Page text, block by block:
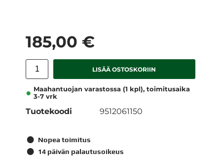
185,00 €
LISÄÄ OSTOSKORIIN
Maahantuojan varastossa (1 kpl), toimitusaika
3-7 vrk
Tuotekoodi 9512061150
Nopea toimitus
14 päivän palautusoikeus